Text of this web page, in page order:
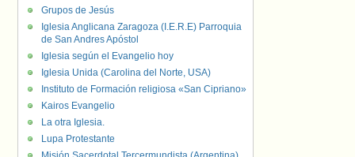
Grupos de Jesús
Iglesia Anglicana Zaragoza (I.E.R.E) Parroquia
de San Andres Apóstol
Iglesia según el Evangelio hoy
Iglesia Unida (Carolina del Norte, USA)
Instituto de Formación religiosa «San Cipriano»
Kairos Evangelio
La otra Iglesia.
Lupa Protestante